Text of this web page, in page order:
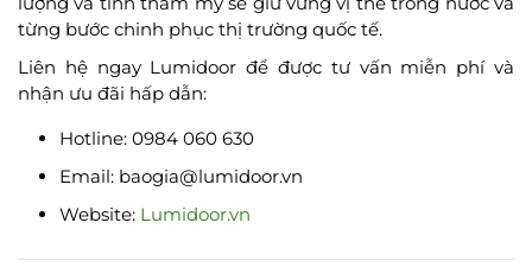
từng bước chinh phục thị trường quốc tế.
Liên hệ ngay Lumidoor để được tư vấn miễn phí và
nhận ưu đãi hấp dẫn:
Hotline: 0984 060 630
Email: baogia@lumidoor.vn
Website: Lumidoor.vn